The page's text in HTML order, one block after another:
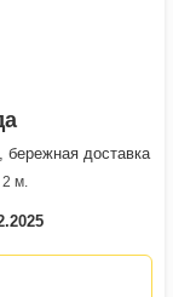
доставка
м.